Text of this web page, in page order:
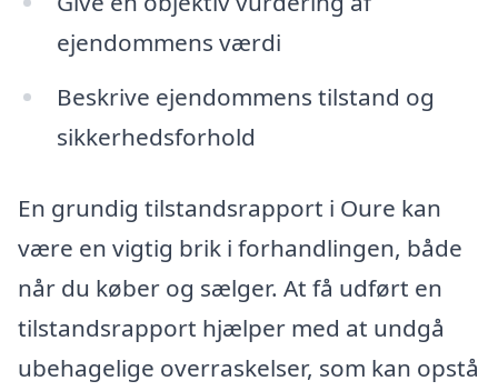
ejendommens værdi
Beskrive ejendommens tilstand og
sikkerhedsforhold
En grundig tilstandsrapport i Oure kan
være en vigtig brik i forhandlingen, både
når du køber og sælger. At få udført en
tilstandsrapport hjælper med at undgå
ubehagelige overraskelser, som kan opstå